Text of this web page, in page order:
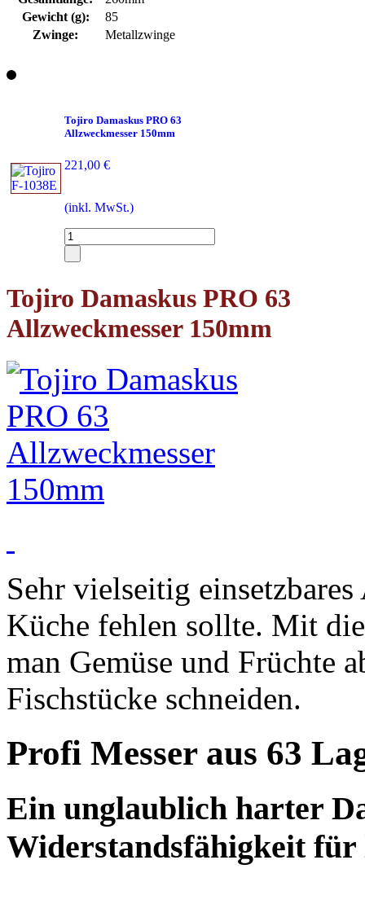
Gewicht (g):
85
Zwinge:
Metallzwinge
Tojiro Damaskus PRO 63
Allzweckmesser 150mm
221,00 €
(inkl. MwSt.)
Tojiro Damaskus PRO 63
Allzweckmesser 150mm
Sehr vielseitig
Küche fehlen sollte. Mit
man Gemüse und Früchte
Fischstücke schneiden.
Profi Messer aus 63
Ein unglaublich harter
Widerstandsfähigkeit für